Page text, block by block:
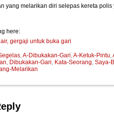
yang melarikan diri selepas kereta
here:
gergaji untuk buka gari
,A-Dibukakan-Gari,A-Ketuk-Pintu,
, Dibukakan-Gari, Kata-Seorang, Saya-
Melarikan